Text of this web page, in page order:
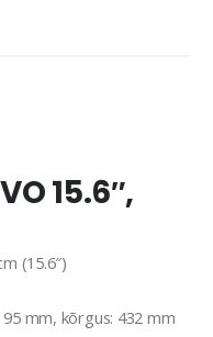
15.6″,
(15.6″)
mm, kõrgus: 432 mm